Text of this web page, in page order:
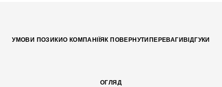
УМОВИ ПОЗИКИО КОМПАНІЇЯК ПОВЕРНУТИПЕРЕВАГИВІДГУКИ
ОГЛЯД